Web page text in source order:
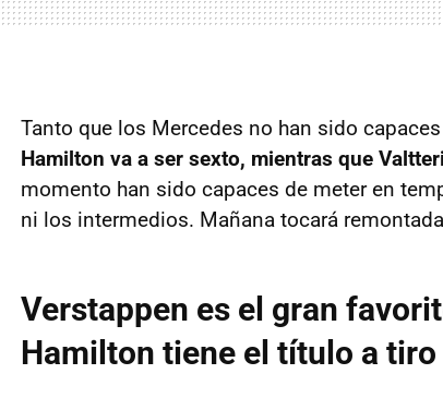
Tanto que los Mercedes no han sido
Hamilton va a ser sexto, mientras que
momento han sido capaces de meter en
ni los intermedios. Mañana tocará
Verstappen es el gran
Hamilton tiene el título a tiro